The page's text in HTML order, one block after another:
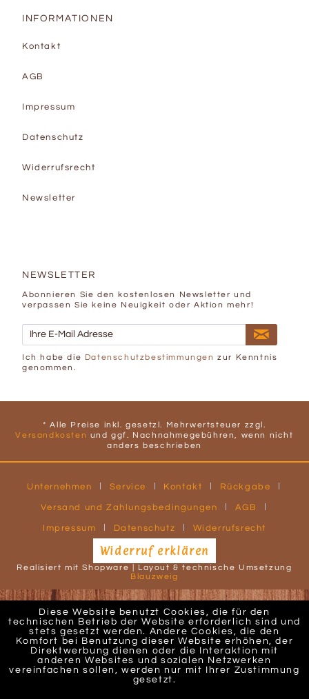
INFORMATIONEN
Kontakt
AGB
Impressum
Datenschutz
Widerrufsrecht
Newsletter
NEWSLETTER
Abonnieren Sie den kostenlosen Newsletter und
verpassen Sie keine Neuigkeit oder Aktion mehr!
Ich habe die Datenschutzbestimmungen zur Kenntnis
genommen.
* Alle Preise inkl. gesetzl. Mehrwertsteuer zzgl.
Versandkosten und ggf. Nachnahmegebühren, wenn nicht
anders beschrieben
Unternehmen Service Kontakt Rückgabe
Versand und Zahlungsbedingungen AGB
Impressum Datenschutz Widerrufsrecht
Widerruf erklären
Realisiert mit Shopware | Layout & technische Umsetzung
Blauzweig
Diese Website benutzt Cookies, die für den
technischen Betrieb der Website erforderlich sind und
stets gesetzt werden. Andere Cookies, die den
Komfort bei Benutzung dieser Website erhöhen, der
Direktwerbung dienen oder die Interaktion mit
anderen Websites und sozialen Netzwerken
vereinfachen sollen, werden nur mit Ihrer Zustimmung
gesetzt.